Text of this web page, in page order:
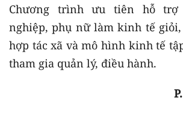
Chương trình ưu tiên hỗ
nghiệp, phụ nữ làm kinh tế giỏi,
hợp tác xã và mô hình kinh tế
tham gia quản lý, điều hành.